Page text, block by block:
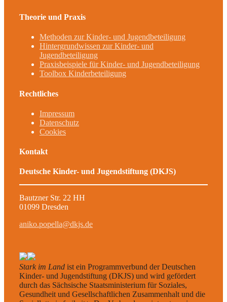
Theorie und Praxis
Methoden zur Kinder- und Jugendbeteiligung
Hintergrundwissen zur Kinder- und
Jugendbeteiligung
Praxisbeispiele für Kinder- und Jugendbeteiligung
Toolbox Kinderbeteiligung
Rechtliches
Impressum
Datenschutz
Cookies
Kontakt
Deutsche Kinder- und Jugendstiftung (DKJS)
Bautzner Str. 22 HH
01099 Dresden
aniko.popella@dkjs.de
Stark im Land ist ein Programmverbund der Deutschen
Kinder- und Jugendstiftung (DKJS) und wird gefördert
durch das Sächsische Staatsministerium für Soziales,
Gesundheit und Gesellschaftlichen Zusammenhalt und die